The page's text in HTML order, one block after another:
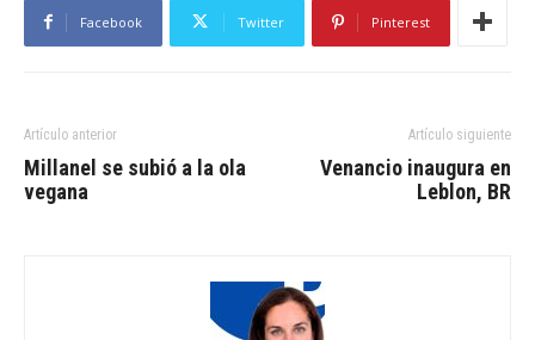
Facebook Twitter Pinterest
Artículo anterior
Millanel se subió a la ola
vegana
Artículo siguiente
Venancio inaugura en
Leblon, BR